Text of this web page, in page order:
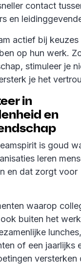
contact
en
actief bij keuzes
op hun werk.
stimuleer je
je het
in
en
is goud
leren
en dat zorgt voor
waarop
buiten het
of een jaarlijks
versterken